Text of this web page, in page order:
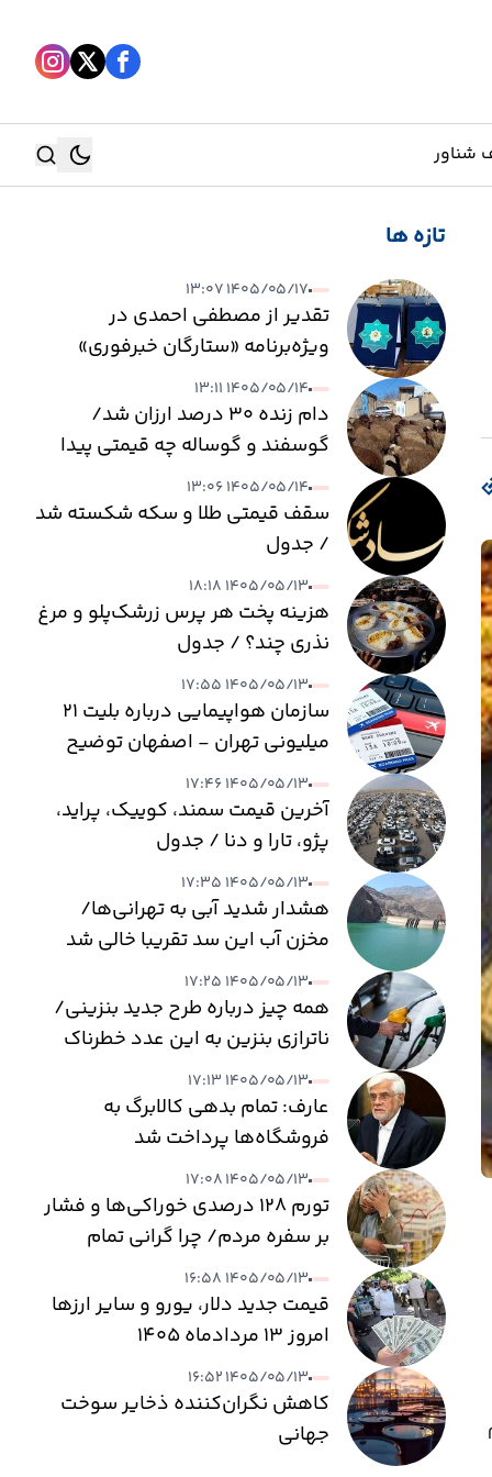
شناور
جستجو
تازه ها
۱۴۰۵/۰۵/۱۷ ۱۳:۰۷
تقدیر از مصطفی احمدی در
ویژه‌برنامه «ستارگان خبرفوری»
۱۴۰۵/۰۵/۱۴ ۱۳:۱۱
دام زنده ۳۰ درصد ارزان شد/
گوسفند و گوساله چه قیمتی پیدا
کرد؟
۱۴۰۵/۰۵/۱۴ ۱۳:۰۶
سقف قیمتی طلا و سکه شکسته شد
/ جدول
۱۴۰۵/۰۵/۱۳ ۱۸:۱۸
هزینه پخت هر پرس زرشک‌پلو و مرغ
نذری چند؟ / جدول
۱۴۰۵/۰۵/۱۳ ۱۷:۵۵
سازمان هواپیمایی درباره بلیت ۲۱
میلیونی تهران - اصفهان توضیح
داد۱۴۰۵/۰۵/۱۳ ۱۷:۴۶
آخرین قیمت سمند، کوییک، پراید،
پژو، تارا و دنا / جدول
۱۴۰۵/۰۵/۱۳ ۱۷:۳۵
هشدار شدید آبی به تهرانی‌ها/
مخزن آب این سد تقریبا خالی شد
۱۴۰۵/۰۵/۱۳ ۱۷:۲۵
همه چیز درباره طرح جدید بنزینی/
ناترازی بنزین به این عدد خطرناک
می‌رسد
۱۴۰۵/۰۵/۱۳ ۱۷:۱۳
عارف: تمام بدهی کالابرگ به
فروشگاه‌ها پرداخت شد
۱۴۰۵/۰۵/۱۳ ۱۷:۰۸
تورم ۱۲۸ درصدی خوراکی‌ها و فشار
بر سفره مردم/ چرا گرانی تمام
نمی‌شود؟
۱۴۰۵/۰۵/۱۳ ۱۶:۵۸
قیمت جدید دلار، یورو و سایر ارزها
امروز ۱۳ مردادماه ۱۴۰۵
۱۴۰۵/۰۵/۱۳ ۱۶:۵۲
کاهش نگران‌کننده ذخایر سوخت
جهانی